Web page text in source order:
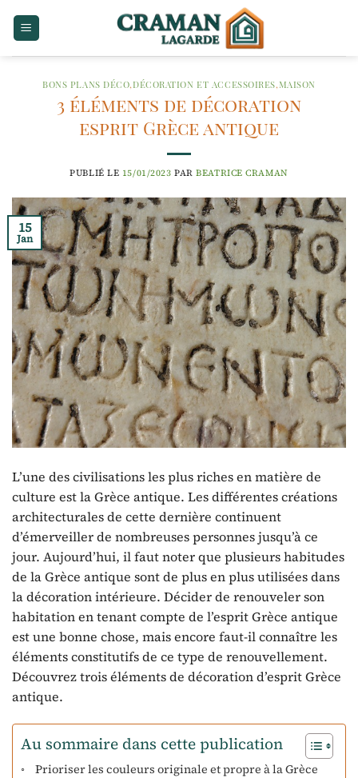
BONS PLANS DÉCO,DÉCORATION ET ACCESSOIRES,MAISON
3 éléments de décoration
esprit Grèce antique
PUBLIÉ LE 15/01/2023 PARBEATRICE CRAMAN
15
Jan
L’une des civilisations les plus riches en matière de
culture est la Grèce antique. Les différentes créations
architecturales de cette dernière continuent
d’émerveiller de nombreuses personnes jusqu’à ce
jour. Aujourd’hui, il faut noter que plusieurs habitudes
de la Grèce antique sont de plus en plus utilisées dans
la décoration intérieure. Décider de renouveler son
habitation en tenant compte de l’esprit Grèce antique
est une bonne chose, mais encore faut-il connaître les
éléments constitutifs de ce type de renouvellement.
Découvrez trois éléments de décoration d’esprit Grèce
antique.
Au sommaire dans cette publication
Prioriser les couleurs originale et propre à la Grèce